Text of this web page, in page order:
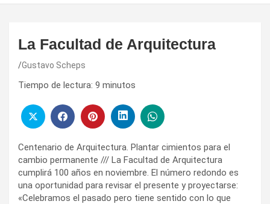
La Facultad de Arquitectura
Gustavo Scheps
Tiempo de lectura: 9 minutos
Centenario de Arquitectura. Plantar cimientos para el
cambio permanente /// La Facultad de Arquitectura
cumplirá 100 años en noviembre. El número redondo es
una oportunidad para revisar el presente y proyectarse:
«Celebramos el pasado pero tiene sentido con lo que